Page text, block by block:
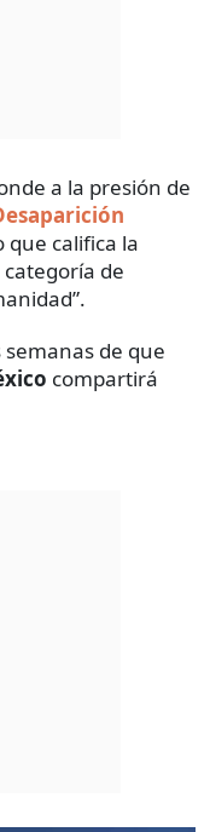
a la presión de
califica la
de
semanas de que
compartirá